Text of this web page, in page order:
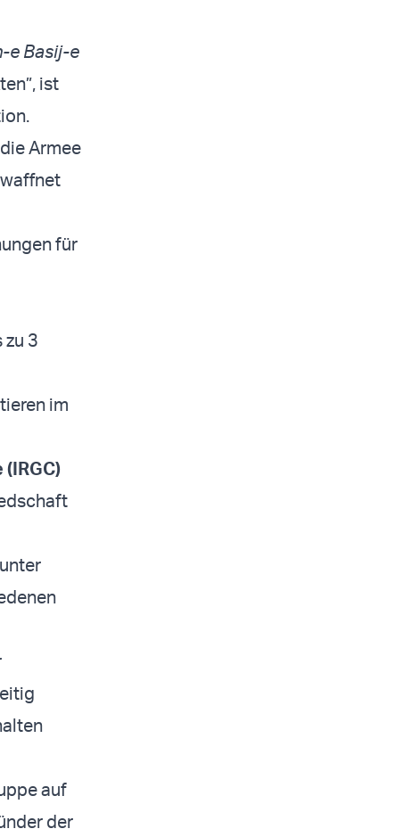
e Basij-e
ist
Armee
für
3
im
auf
der